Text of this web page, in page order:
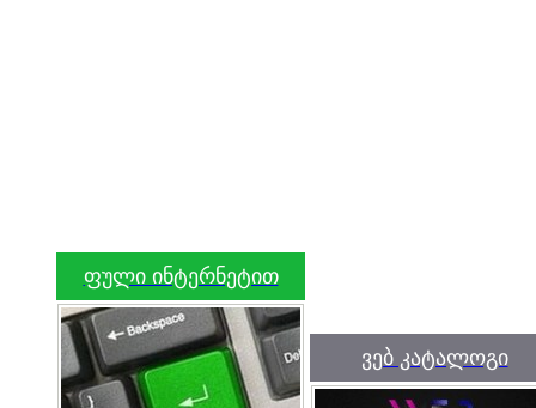
ფული ინტერნეტით
ვებ კატალოგი